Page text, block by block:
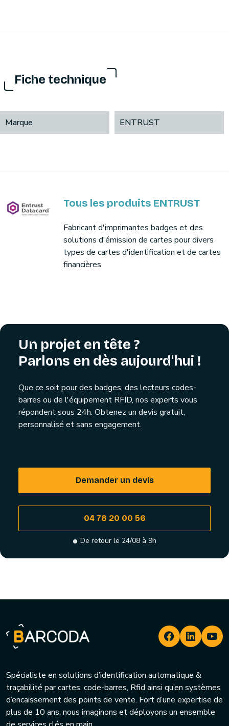
Fiche technique
Marque ENTRUST
Tous les produits ENTRUST
Fabricant d'imprimantes badges et des
solutions d'émission de cartes pour divers
types de cartes d'identification et de cartes
financières
Un projet en tête ?
Parlons en dès aujourd'hui !
Que ce soit pour des badges, des lecteurs codes-
barres ou de l'équipement RFID, nos experts vous
répondent sous 24h. Obtenez un devis gratuit,
personnalisé et sans engagement.
Demander un devis
04 78 20 00 56
De retour le 24/08 à 9h
Spécialiste en solutions d’identification automatique &
traçabilité par cartes, code-barres, Rfid ainsi qu’en systèmes
d’encaissement des points de vente. Fort d’une expertise de
plus de 10 ans, nous imaginons et déployons un ensemble